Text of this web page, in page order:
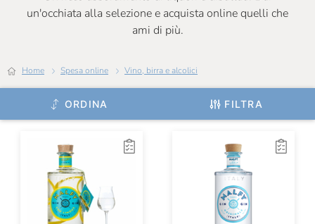
un'occhiata alla selezione e acquista online quelli che
ami di più.
Home Spesa online Vino, birra e alcolici
ORDINA FILTRA
Wolfrest